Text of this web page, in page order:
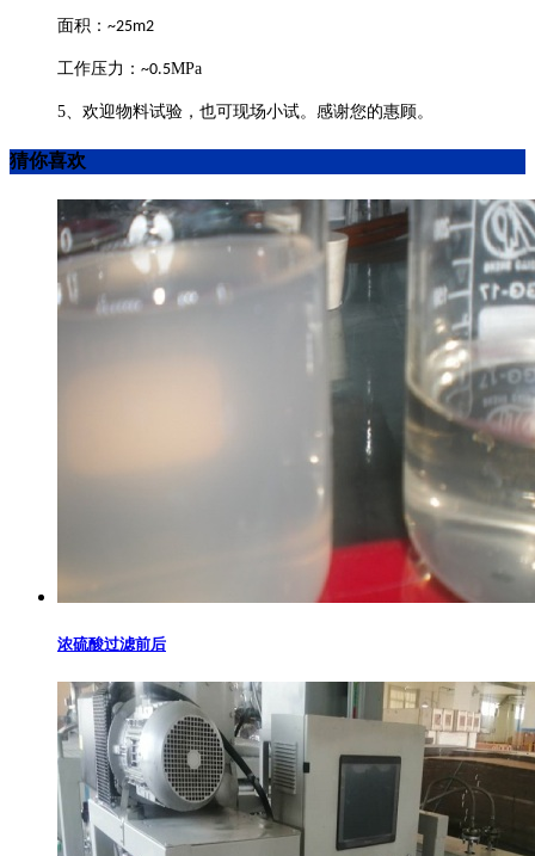
面积： ~25m2
工作压力： ~0.5MPa
5、 欢迎物料试验， 也可现场小试。 感谢您的惠顾。
猜你喜欢
浓硫酸过滤前后